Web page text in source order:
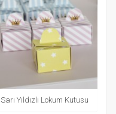
Sarı Yıldızlı Lokum Kutusu